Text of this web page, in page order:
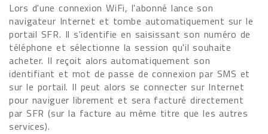
Lors d'une connexion WiFi, l'abonné lance son
navigateur Internet et tombe automatiquement sur le
portail SFR. Il s'identifie en saisissant son numéro de
téléphone et sélectionne la session qu'il souhaite
acheter. Il reçoit alors automatiquement son
identifiant et mot de passe de connexion par SMS et
sur le portail. Il peut alors se connecter sur Internet
pour naviguer librement et sera facturé directement
par SFR (sur la facture au même titre que les autres
services).